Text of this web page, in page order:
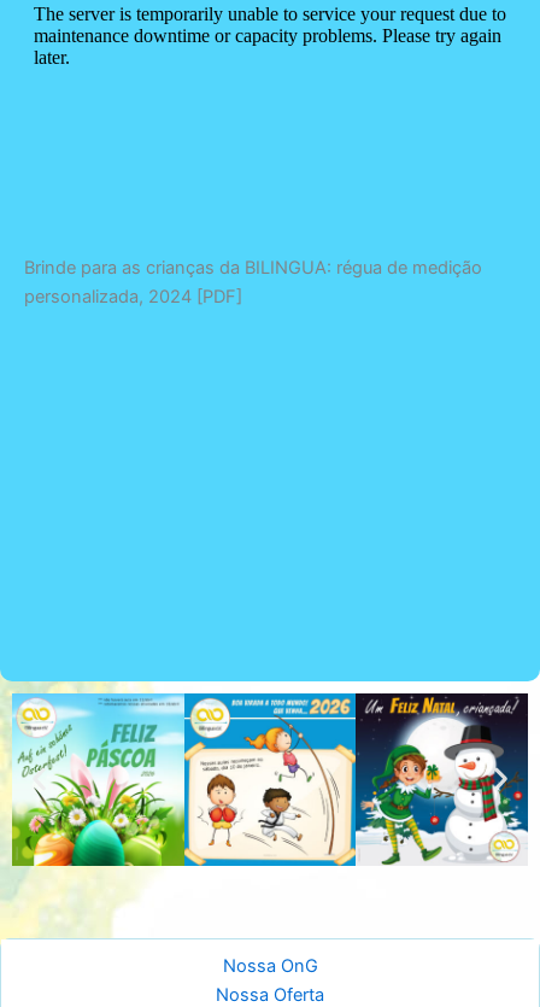
Brinde para as crianças da BILINGUA: régua de medição
personalizada, 2024 [PDF]
Nossa OnG
Nossa Oferta